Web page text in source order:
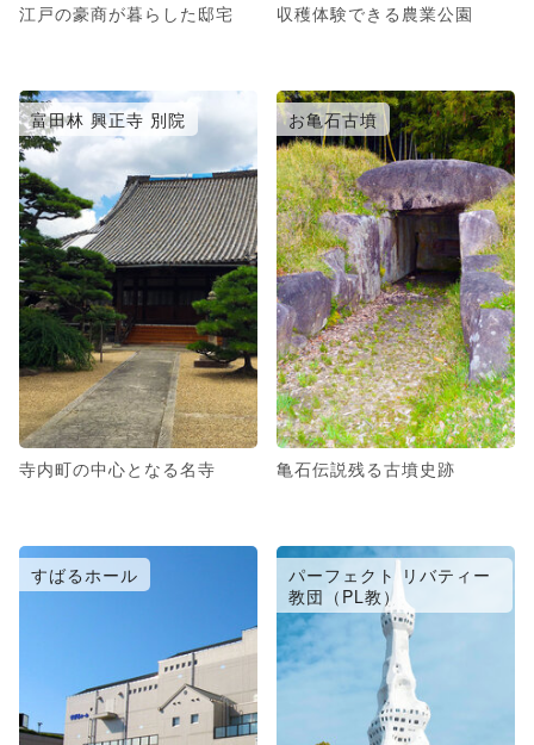
江戸の豪商が暮らした邸宅 収穫体験できる農業公園
富田林 興正寺 別院
寺内町の中心となる名寺
お亀石古墳
亀石伝説残る古墳史跡
すばるホール
パーフェクト リバティー
教団（PL教）